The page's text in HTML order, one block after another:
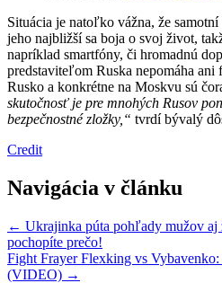
Situácia je natoľko vážna, že
jeho najbližší sa boja o svoj život,
napríklad smartfóny, či hromadnú
predstaviteľom Ruska nepomáha ani
Rusko a konkrétne na Moskvu sú
skutočnosť je pre mnohých Rusov
bezpečnostné zložky,“ tvrdí bývalý
Credit
Navigácia v článku
← Ukrajinka púta pohľady mužov aj
pochopíte prečo!
Fight Frayer Flexking vs
(VIDEO) →